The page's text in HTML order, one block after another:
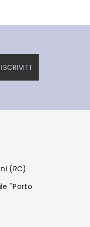
ISCRIVITI
(RC)
''Porto